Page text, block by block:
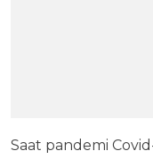
Saat pandemi